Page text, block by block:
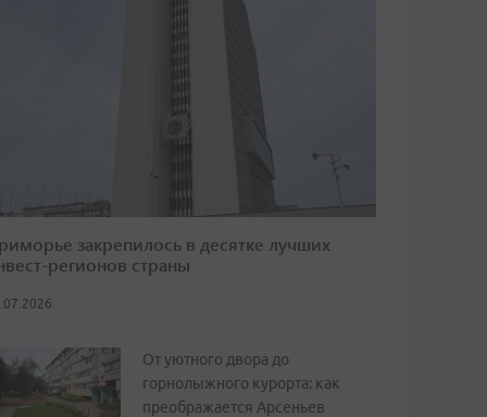
закрепилось в десятке лучших
регионов страны
От уютного двора до
горнолыжного курорта: как
преображается Арсеньев